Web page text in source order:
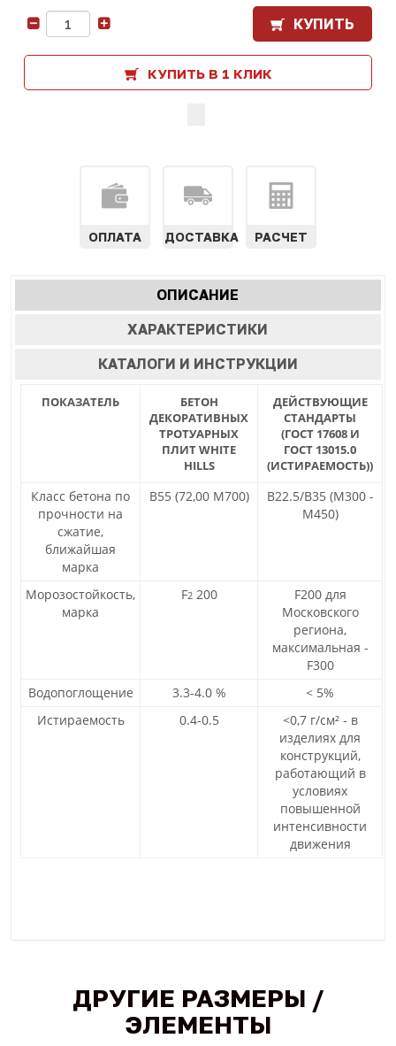
КУПИТЬ
КУПИТЬ В 1 КЛИК
ОПЛАТА ДОСТАВКА РАСЧЕТ
Характеристики
табы
ОПИСАНИЕ
ВКЛАДКА)
ХАРАКТЕРИСТИКИ
КАТАЛОГИ И ИНСТРУКЦИИ
ПОКАЗАТЕЛЬ
БЕТОН
ДЕКОРАТИВНЫХ
ТРОТУАРНЫХ
ПЛИТ WHITE
HILLS
ДЕЙСТВУЮЩИЕ
СТАНДАРТЫ
(ГОСТ 17608 И
ГОСТ 13015.0
(ИСТИРАЕМОСТЬ))
Класс бетона по
прочности на
сжатие,
ближайшая
марка
В55 (72,00 М700)
В22.5/В35 (М300 -
М450)
Морозостойкость,
марка
F2200
F200 для
Московского
региона,
максимальная -
F300
Водопоглощение
3.3-4.0 %
< 5%
Истираемость
0.4-0.5
<0,7 г/см² - в
изделиях для
конструкций,
работающий в
условиях
повышенной
интенсивности
движения
ДРУГИЕ РАЗМЕРЫ /
ЭЛЕМЕНТЫ